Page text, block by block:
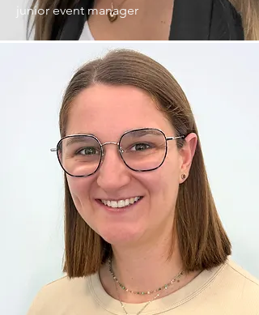
junior event manager